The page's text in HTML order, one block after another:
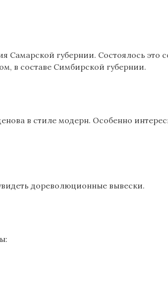
Самарской губернии. Состоялось это
в составе Симбирской губернии.
в стиле модерн. Особенно
дореволюционные вывески.